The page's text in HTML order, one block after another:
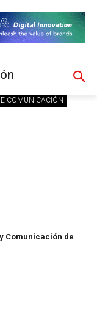
COMUNICACIÓN
Comunicación de